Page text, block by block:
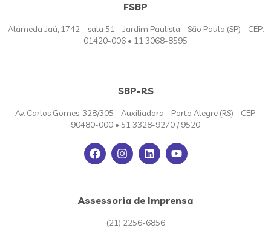
FSBP
Alameda Jaú, 1742 – sala 51 - Jardim Paulista - São Paulo (SP) - CEP:
01420-006 • 11 3068-8595
SBP-RS
Av. Carlos Gomes, 328/305 - Auxiliadora - Porto Alegre (RS) - CEP:
90480-000 • 51 3328-9270 / 9520
Assessoria de Imprensa
(21) 2256-6856